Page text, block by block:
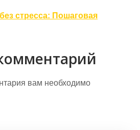
стресса: Пошаговая
вам необходимо